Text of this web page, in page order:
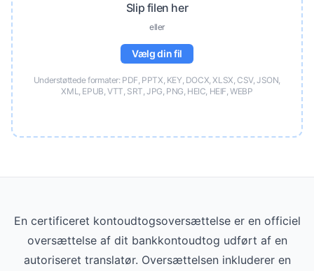
Slip filen her
eller
Vælg din fil
Understøttede formater: PDF, PPTX, KEY, DOCX, XLSX, CSV, JSON,
XML, EPUB, VTT, SRT, JPG, PNG, HEIC, HEIF, WEBP
En certificeret kontoudtogsoversættelse er en officiel
oversættelse af dit bankkontoudtog udført af en
autoriseret translatør. Oversættelsen inkluderer en